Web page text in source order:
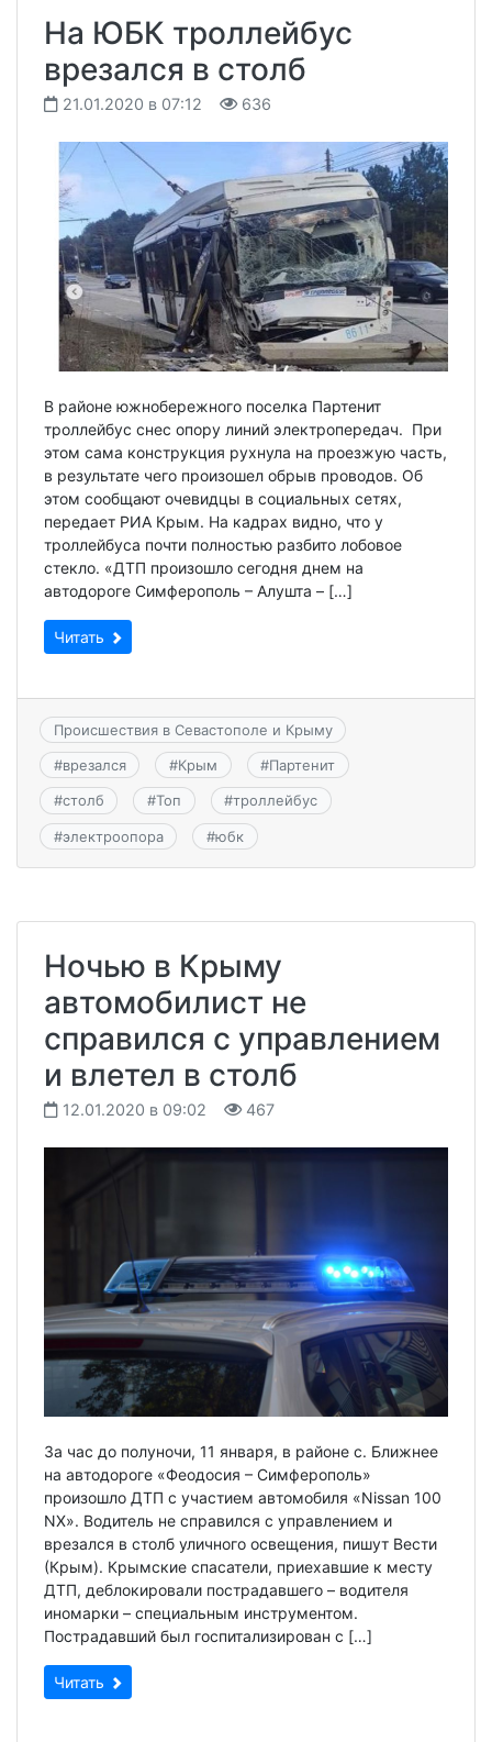
На ЮБК троллейбус
врезался в столб
21.01.2020 в 07:12 636
В районе южнобережного поселка Партенит
троллейбус снес опору линий электропередач. При
этом сама конструкция рухнула на проезжую часть,
в результате чего произошел обрыв проводов. Об
этом сообщают очевидцы в социальных сетях,
передает РИА Крым. На кадрах видно, что у
троллейбуса почти полностью разбито лобовое
стекло. «ДТП произошло сегодня днем на
автодороге Симферополь – Алушта – […]
Читать
Происшествия в Севастополе и Крыму
#врезался #Крым #Партенит
#столб #Топ #троллейбус
#электроопора #юбк
Ночью в Крыму
автомобилист не
справился с управлением
и влетел в столб
12.01.2020 в 09:02 467
За час до полуночи, 11 января, в районе с. Ближнее
на автодороге «Феодосия – Симферополь»
произошло ДТП с участием автомобиля «Nissan 100
NX». Водитель не справился с управлением и
врезался в столб уличного освещения, пишут Вести
(Крым). Крымские спасатели, приехавшие к месту
ДТП, деблокировали пострадавшего – водителя
иномарки – специальным инструментом.
Пострадавший был госпитализирован с […]
Читать